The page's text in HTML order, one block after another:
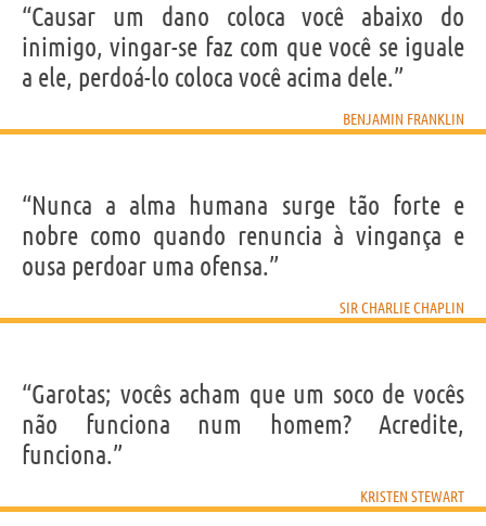
“Causar um dano coloca você abaixo do
inimigo, vingar-se faz com que você se iguale
a ele, perdoá-lo coloca você acima dele.”
BENJAMIN FRANKLIN
“Nunca a alma humana surge tão forte e
nobre como quando renuncia à vingança e
ousa perdoar uma ofensa.”
SIR CHARLIE CHAPLIN
“Garotas; vocês acham que um soco de vocês
não funciona num homem? Acredite,
funciona.”
KRISTEN STEWART